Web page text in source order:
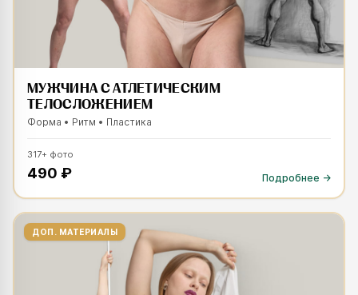
ESC
МУЖЧИНА С АТЛЕТИЧЕСКИМ
ТЕЛОСЛОЖЕНИЕМ
Форма • Ритм • Пластика
317+ фото
490 ₽ Подробнее →
ДОП. МАТЕРИАЛЫ